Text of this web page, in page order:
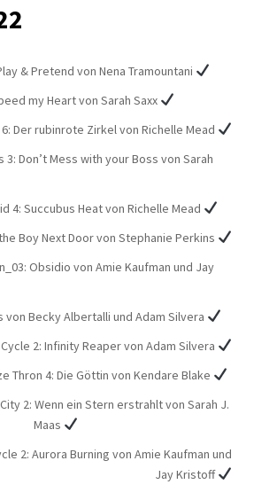
& Pretend von Nena Tramountani
my Heart von Sarah Saxx
Der rubinrote Zirkel von Richelle Mead
3: Don’t Mess with your Boss von Sarah
4: Succubus Heat von Richelle Mead
Boy Next Door von Stephanie Perkins
Obsidio von Amie Kaufman und Jay
von Becky Albertalli und Adam Silvera
2: Infinity Reaper von Adam Silvera
Thron 4: Die Göttin von Kendare Blake
2: Wenn ein Stern erstrahlt von Sarah J.
Maas
2: Aurora Burning von Amie Kaufman und
Jay Kristoff